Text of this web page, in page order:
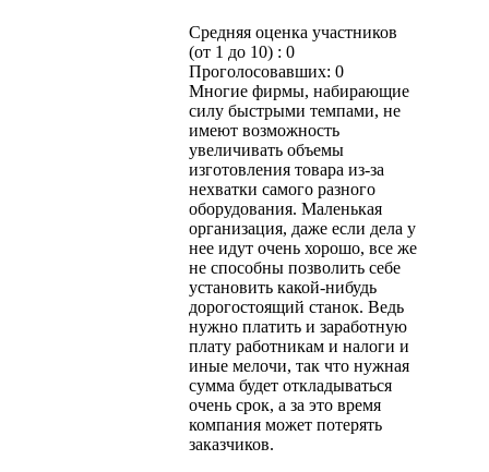
Средняя оценка участников
(от 1 до 10) : 0
Проголосовавших: 0
Многие фирмы, набирающие
силу быстрыми темпами, не
имеют возможность
увеличивать объемы
изготовления товара из-за
нехватки самого разного
оборудования. Маленькая
организация, даже если дела у
нее идут очень хорошо, все же
не способны позволить себе
установить какой-нибудь
дорогостоящий станок. Ведь
нужно платить и заработную
плату работникам и налоги и
иные мелочи, так что нужная
сумма будет откладываться
очень срок, а за это время
компания может потерять
заказчиков.